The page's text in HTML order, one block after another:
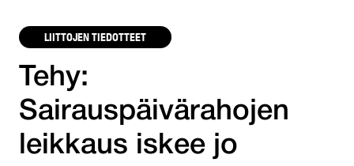
LIITTOJEN TIEDOTTEET
Tehy:
Sairauspäivärahojen
leikkaus iskee jo